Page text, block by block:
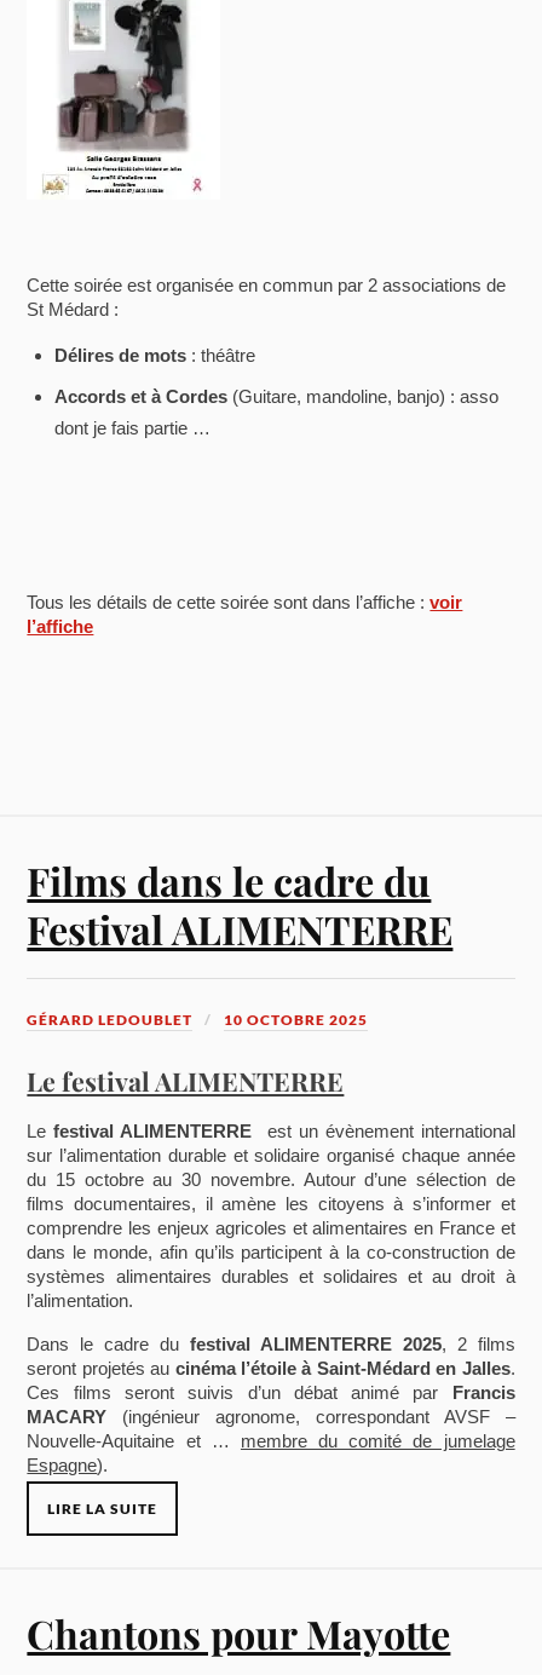
Cette soirée est organisée en commun par 2 associations de
St Médard :
Délires de mots : théâtre
Accords et à Cordes (Guitare, mandoline, banjo) : asso
dont je fais partie …
Tous les détails de cette soirée sont dans l’affiche :voir
l’affiche
Films dans le cadre du
Festival ALIMENTERRE
GÉRARD LEDOUBLET 10 OCTOBRE 2025
Le festival ALIMENTERRE
Le festival ALIMENTERRE est un évènement international
sur l’alimentation durable et solidaire organisé chaque année
du 15 octobre au 30 novembre. Autour d’une sélection de
films documentaires, il amène les citoyens à s’informer et
comprendre les enjeux agricoles et alimentaires en France et
dans le monde, afin qu’ils participent à la co-construction de
systèmes alimentaires durables et solidaires et au droit à
l’alimentation.
Dans le cadre du festival ALIMENTERRE 2025, 2 films
seront projetés au cinéma l’étoile à Saint-Médard en Jalles.
Ces films seront suivis d’un débat animé par Francis
MACARY (ingénieur agronome, correspondant AVSF –
Nouvelle-Aquitaine et … membre du comité de jumelage
Espagne).
LIRE LA SUITE
Chantons pour Mayotte